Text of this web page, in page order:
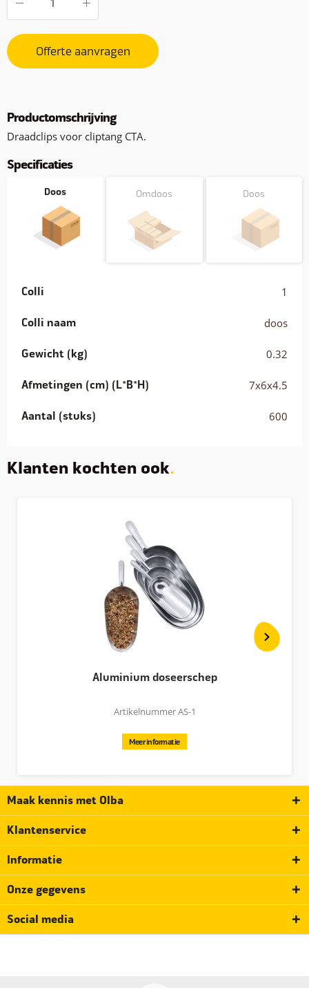
Offerte aanvragen
Productomschrijving
Draadclips voor cliptang CTA.
Specificaties
Doos Omdoos Doos
Colli 1
Colli naam doos
Gewicht (kg) 0.32
Afmetingen (cm) (L*B*H) 7x6x4.5
Aantal (stuks) 600
Klanten kochten ook
Aluminium doseerschep
Artikelnummer AS-1
Meer informatie
Maak kennis met Olba
Klantenservice
Informatie
Onze gegevens
Social media